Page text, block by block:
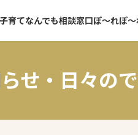
子育てなんでも相談窓口ぽ～れぽ～
せ・日々の